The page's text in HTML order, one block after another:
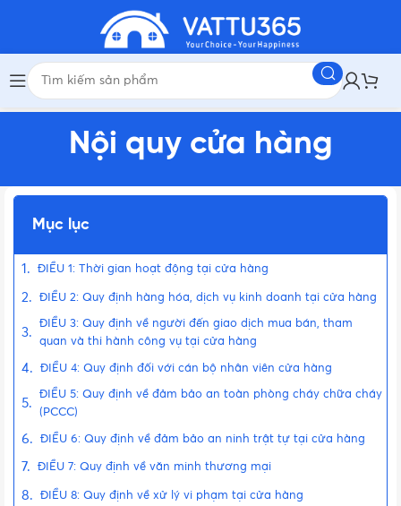
Nội quy cửa hàng
Mục lục
ĐIỀU 1: Thời gian hoạt động tại cửa hàng
ĐIỀU 2: Quy định hàng hóa, dịch vụ kinh doanh tại cửa hàng
ĐIỀU 3: Quy định về người đến giao dịch mua bán, tham
quan và thi hành công vụ tại cửa hàng
ĐIỀU 4: Quy định đối với cán bộ nhân viên cửa hàng
ĐIỀU 5: Quy định về đảm bảo an toàn phòng cháy chữa cháy
(PCCC)
ĐIỀU 6: Quy định về đảm bảo an ninh trật tự tại cửa hàng
ĐIỀU 7: Quy định về văn minh thương mại
ĐIỀU 8: Quy định về xử lý vi phạm tại cửa hàng